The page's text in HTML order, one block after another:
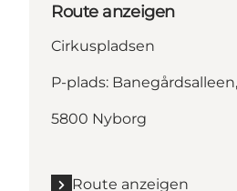
Route anzeigen
Cirkuspladsen
P-plads:
5800 Nyborg
Route anzeigen